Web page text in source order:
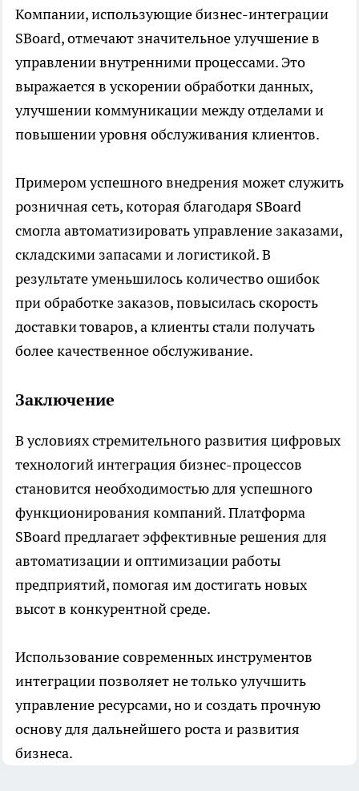
Компании, использующиебизнес-интеграции
SBoard, отмечают значительное улучшение в
управлении внутренними процессами. Это
выражается в ускорении обработки данных,
улучшении коммуникации между отделами и
повышении уровня обслуживания клиентов.
Примером успешного внедрения может служить
розничная сеть, которая благодаря SBoard
смогла автоматизировать управление заказами,
складскими запасами и логистикой. В
результате уменьшилось количество ошибок
при обработке заказов, повысилась скорость
доставки товаров, а клиенты стали получать
более качественное обслуживание.
Заключение
В условиях стремительного развития цифровых
технологий интеграция бизнес-процессов
становится необходимостью для успешного
функционирования компаний. Платформа
SBoard предлагает эффективные решения для
автоматизации и оптимизации работы
предприятий, помогая им достигать новых
высот в конкурентной среде.
Использование современных инструментов
интеграции позволяет не только улучшить
управление ресурсами, но и создать прочную
основу для дальнейшего роста и развития
бизнеса.